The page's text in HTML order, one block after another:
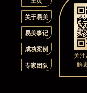
关于易美
易美事记
成功案例
专家团队
关注
解